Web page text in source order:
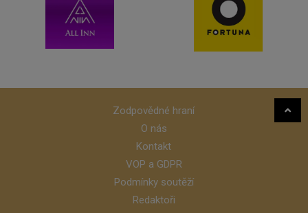
Zodpovědné hraní
O nás
Kontakt
VOP a GDPR
Podmínky soutěží
Redaktoři